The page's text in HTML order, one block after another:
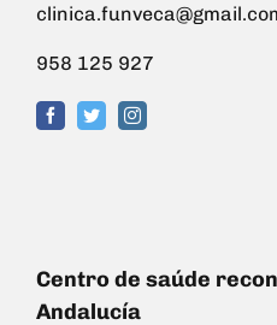
958 125 927
Centro de saúde
Andalucía